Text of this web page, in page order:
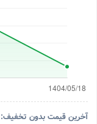
آخرین قیمت بدون تخفیف: